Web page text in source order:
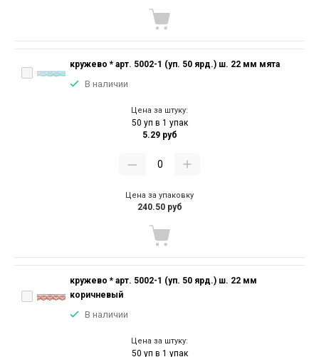
кружево * арт. 5002-1 (уп. 50 ярд.) ш. 22 мм мята
В наличии
Цена за штуку:
50 уп в 1 упак
5.29 руб
Цена за упаковку
240.50 руб
кружево * арт. 5002-1 (уп. 50 ярд.) ш. 22 мм
коричневый
В наличии
Цена за штуку:
50 уп в 1 упак